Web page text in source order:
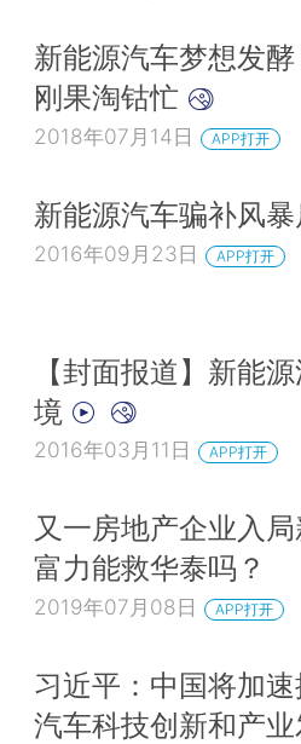
新能源汽车梦想发
刚果淘钴忙
2018年07月14日 APP打开
新能源汽车骗补风暴
2016年09月23日 APP打开
【封面报道】新能
境
2016年03月11日 APP打开
又一房地产企业入
富力能救华泰吗？
2019年07月08日 APP打开
习近平：中国将加
汽车科技创新和产业